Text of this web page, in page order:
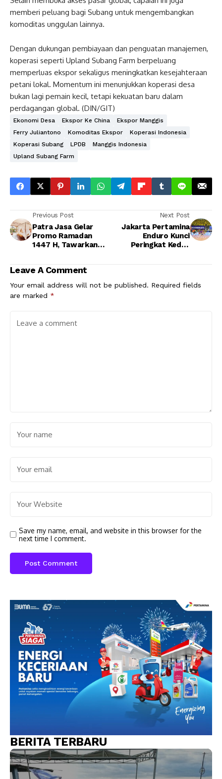
memberi peluang bagi Subang untuk mengembangkan
komoditas unggulan lainnya.
Dengan dukungan pembiayaan dan penguatan manajemen,
koperasi seperti Upland Subang Farm berpeluang
memperluas ekspor sekaligus meningkatkan kesejahteraan
petani lokal. Momentum ini menunjukkan koperasi desa
bukan lagi pemain kecil, tetapi kekuatan baru dalam
perdagangan global. (DIN/GIT)
Ekonomi Desa Ekspor Ke China
Ekspor Manggis
Ferry Juliantono
Komoditas Ekspor
Koperasi Indonesia
Koperasi Subang
LPDB
Manggis Indonesia
Upland Subang Farm
Previous Post
Patra Jasa Gelar
Promo Ramadan
1447 H, Tawarkan
Menginap
Next Post
Jakarta Pertamina
Enduro Kunci
Peringkat Kedua
Leave A Comment
Your email address will not be published. Required fields
are marked *
Save my name, email, and website in this browser for the
next time I comment.
BERITA TERBARU